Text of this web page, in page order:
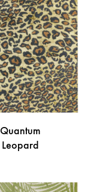
NA
LISTU
ŽELJA